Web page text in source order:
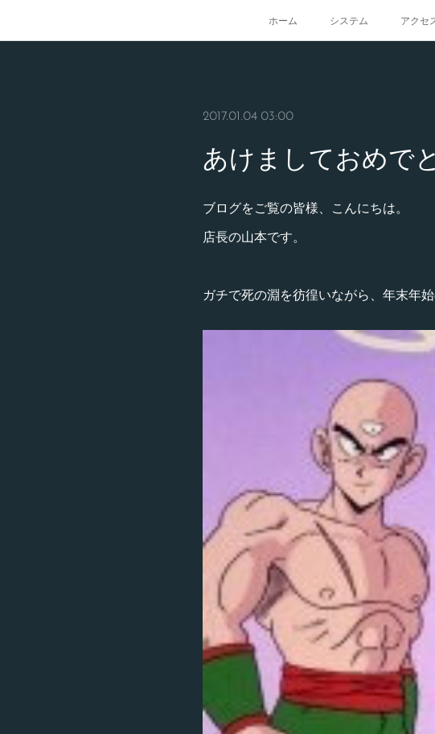
ホーム システム アクセ
2017.01.04 03:00
あけましておめで
ブログをご覧の皆様、こんにちは。
店長の山本です。
ガチで死の淵を彷徨いながら、年末年